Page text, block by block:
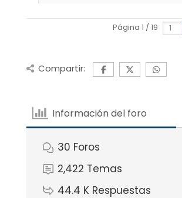
Página 1 / 19
Compartir:
Información del foro
30 Foros
2,422 Temas
44.4 K Respuestas